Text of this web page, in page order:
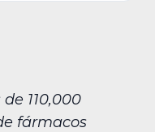
110,000
fármacos